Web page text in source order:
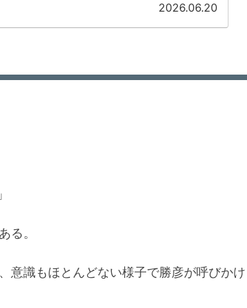
2026.06.20
る。
意識もほとんどない様子で勝彦が呼びかけ